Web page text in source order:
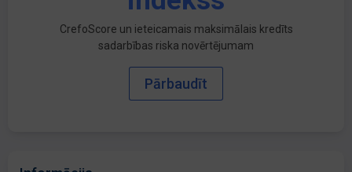
CrefoScore un ieteicamais maksimālais kredīts
sadarbības riska novērtējumam
Pārbaudīt